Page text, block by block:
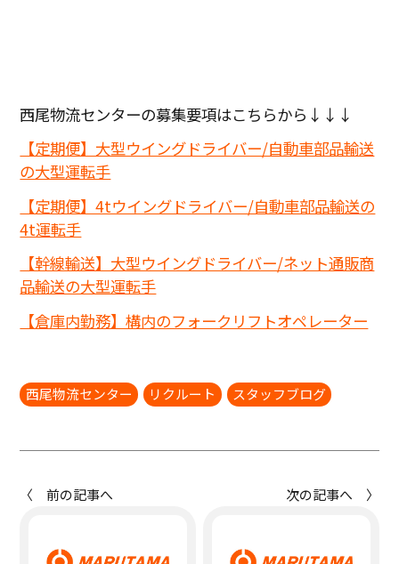
西尾物流センターの募集要項はこちらから↓↓↓
【定期便】大型ウイングドライバー/自動車部品輸送
の大型運転手
【定期便】4tウイングドライバー/自動車部品輸送の
4t運転手
【幹線輸送】大型ウイングドライバー/ネット通販商
品輸送の大型運転手
【倉庫内勤務】構内のフォークリフトオペレーター
西尾物流センター リクルート スタッフブログ
〈 前の記事へ 次の記事へ 〉